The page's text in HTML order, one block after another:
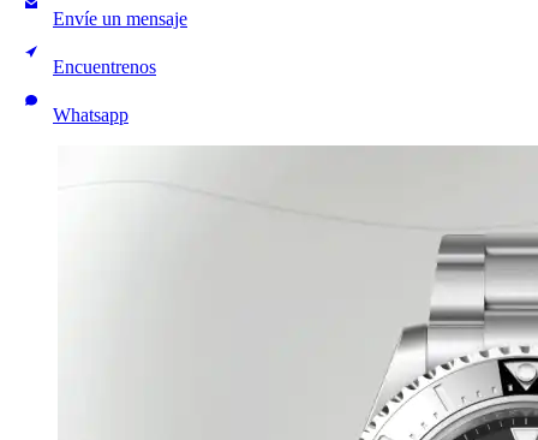
Envíe un mensaje
Encuentrenos
Whatsapp